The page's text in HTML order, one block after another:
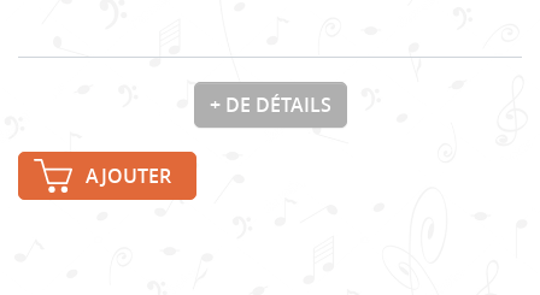
+ DE DÉTAILS
AJOUTER